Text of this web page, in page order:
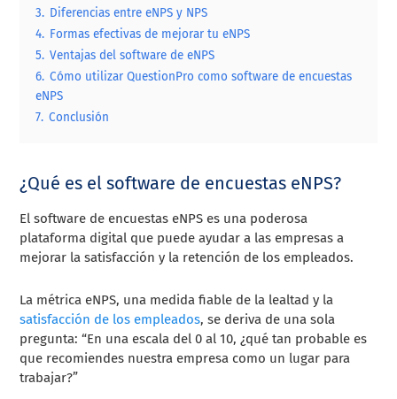
3. Diferencias entre eNPS y NPS
4. Formas efectivas de mejorar tu eNPS
5. Ventajas del software de eNPS
6. Cómo utilizar QuestionPro como software de encuestas
eNPS
7. Conclusión
¿Qué es el software de encuestas eNPS?
El software de encuestas eNPS es una poderosa
plataforma digital que puede ayudar a las empresas a
mejorar la satisfacción y la retención de los empleados.
La métrica eNPS, una medida fiable de la lealtad y la
satisfacción de los empleados, se deriva de una sola
pregunta: “En una escala del 0 al 10, ¿qué tan probable es
que recomiendes nuestra empresa como un lugar para
trabajar?”